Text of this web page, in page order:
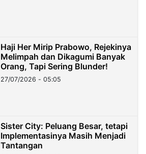
Haji Her Mirip Prabowo, Rejekinya
Melimpah dan Dikagumi Banyak
Orang, Tapi Sering Blunder!
27/07/2026 - 05:05
Sister City: Peluang Besar, tetapi
Implementasinya Masih Menjadi
Tantangan